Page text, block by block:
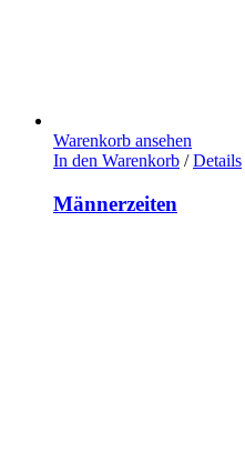
Warenkorb ansehen
In den Warenkorb / Details
Männerzeiten